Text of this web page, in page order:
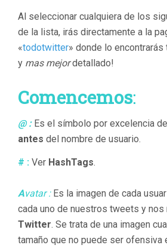
Al seleccionar cualquiera de los
de la lista, irás directamente a la
«todotwitter» donde lo
y mas mejordetallado!
Comencemos:
@ : Es el símbolo por excelencia de
antes del nombre de usuario.
# : Ver HashTags.
Avatar :Es la imagen de cada
cada uno de nuestros tweets y nos
Twitter. Se trata de una imagen
tamaño que no puede ser ofensiva